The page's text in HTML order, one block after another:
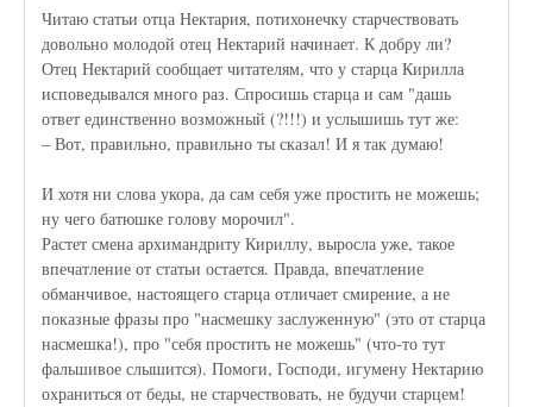
Читаю статьи отца Нектария, потихонечку старчествовать
довольно молодой отец Нектарий начинает. К добру ли?
Отец Нектарий сообщает читателям, что у старца Кирилла
исповедывался много раз. Спросишь старца и сам "дашь
ответ единственно возможный (?!!!) и услышишь тут же:
– Вот, правильно, правильно ты сказал! И я так думаю!
И хотя ни слова укора, да сам себя уже простить не можешь;
ну чего батюшке голову морочил".
Растет смена архимандриту Кириллу, выросла уже, такое
впечатление от статьи остается. Правда, впечатление
обманчивое, настоящего старца отличает смирение, а не
показные фразы про "насмешку заслуженную" (это от старца
насмешка!), про "себя простить не можешь" (что-то тут
фальшивое слышится). Помоги, Господи, игумену Нектарию
охраниться от беды, не старчествовать, не будучи старцем!